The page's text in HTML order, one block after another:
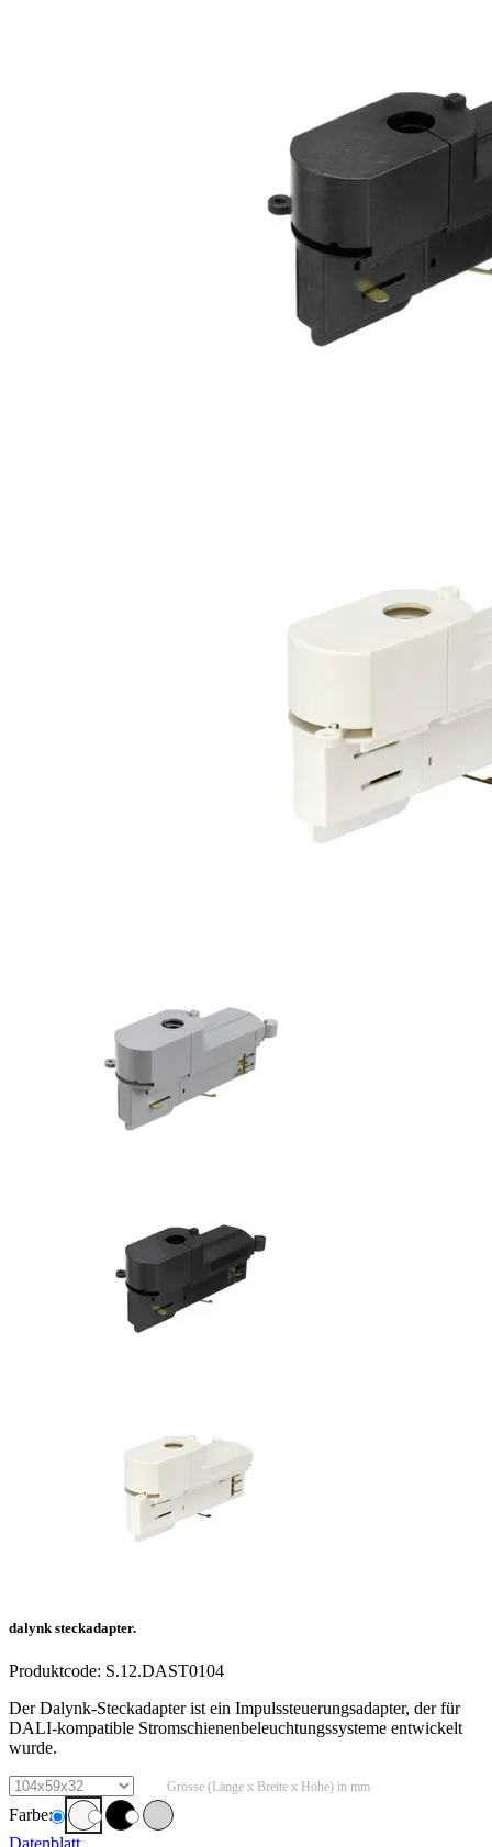
dalynk steckadapter.
Produktcode: S.12.DAST0104
Der Dalynk-Steckadapter ist ein Impulssteuerungsadapter, der für
DALI-kompatible Stromschienenbeleuchtungssysteme entwickelt
wurde.
Grösse (Länge x Breite x Höhe) in mm
Farbe: